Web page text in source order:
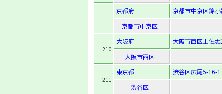
京都府
京都市中京区錦
京都市中京区
210
大阪府
大阪市西区土佐
大阪市西区
211
東京都
渋谷区広尾5-16-1
渋谷区